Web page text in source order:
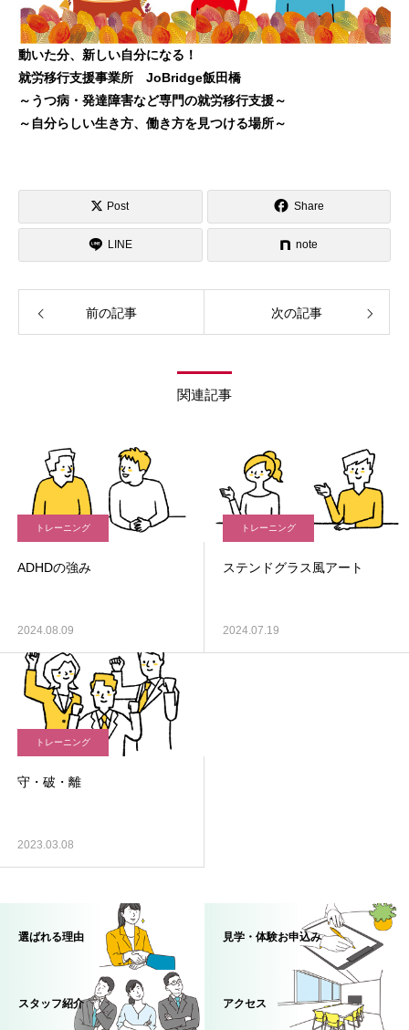
動いた分、新しい自分になる！
就労移行支援事業所 JoBridge飯田橋
～うつ病・発達障害など専門の就労移行支援～
～自分らしい生き方、働き方を見つける場所～
Post Share
LINE note
前の記事 次の記事
関連記事
トレーニング
ADHDの強み
2024.08.09
トレーニング
ステンドグラス風アート
2024.07.19
トレーニング
守・破・離
2023.03.08
選ばれる理由 見学・体験お申込み
スタッフ紹介 アクセス